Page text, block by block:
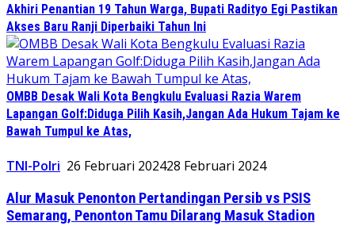
Akhiri Penantian 19 Tahun Warga, Bupati Radityo Egi Pastikan
Akses Baru Ranji Diperbaiki Tahun Ini
OMBB Desak Wali Kota Bengkulu Evaluasi Razia Warem
Lapangan Golf:Diduga Pilih Kasih,Jangan Ada Hukum Tajam ke
Bawah Tumpul ke Atas,
TNI-Polri 26 Februari 202428 Februari 2024
Alur Masuk Penonton Pertandingan Persib vs PSIS
Semarang, Penonton Tamu Dilarang Masuk Stadion